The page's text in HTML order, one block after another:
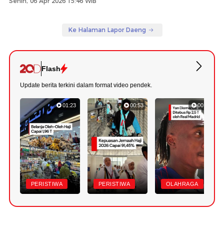
Ke Halaman Lapor Daeng
Flash
Update berita terkini dalam format video pendek.
01:23
PERISTIWA
00:53
PERISTIWA
00:43
OLAHRAGA